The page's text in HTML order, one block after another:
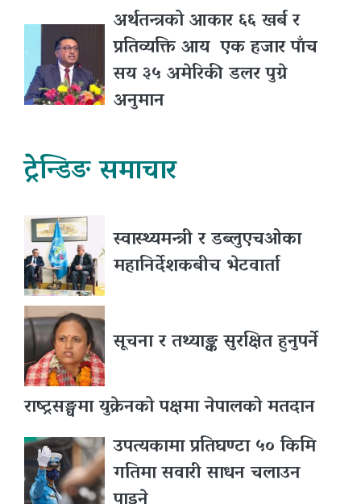
अर्थतन्त्रको आकार ६६ खर्ब र
प्रतिव्यक्ति आय एक हजार पाँच
सय ३५ अमेरिकी डलर पुग्ने
अनुमान
ट्रेन्डिङ समाचार
स्वास्थ्यमन्त्री र डब्लुएचओका
महानिर्देशकबीच भेटवार्ता
सूचना र तथ्याङ्क सुरक्षित हुनुपर्ने
राष्ट्रसङ्घमा युक्रेनको पक्षमा नेपालको मतदान
उपत्यकामा प्रतिघण्टा ५० किमि
गतिमा सवारी साधन चलाउन